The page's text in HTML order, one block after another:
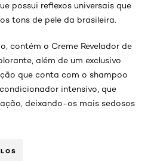
possui reflexos universais que
tons de pele da brasileira.
contém o Creme Revelador de
além de um exclusivo
que conta com o shampoo
intensivo, que
deixando-os mais sedosos